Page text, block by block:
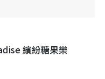
繽紛糖果樂